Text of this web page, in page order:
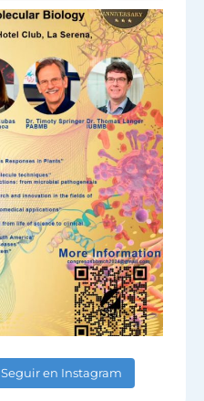
Seguir en Instagram